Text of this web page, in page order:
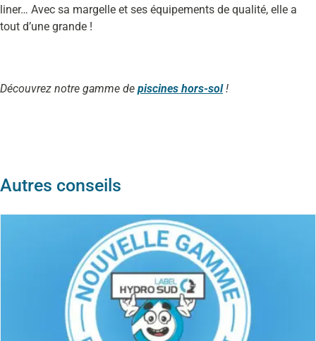
liner… Avec sa margelle et ses équipements de qualité, elle a
tout d’une grande !
Découvrez notre gamme de piscines hors-sol!
Autres conseils